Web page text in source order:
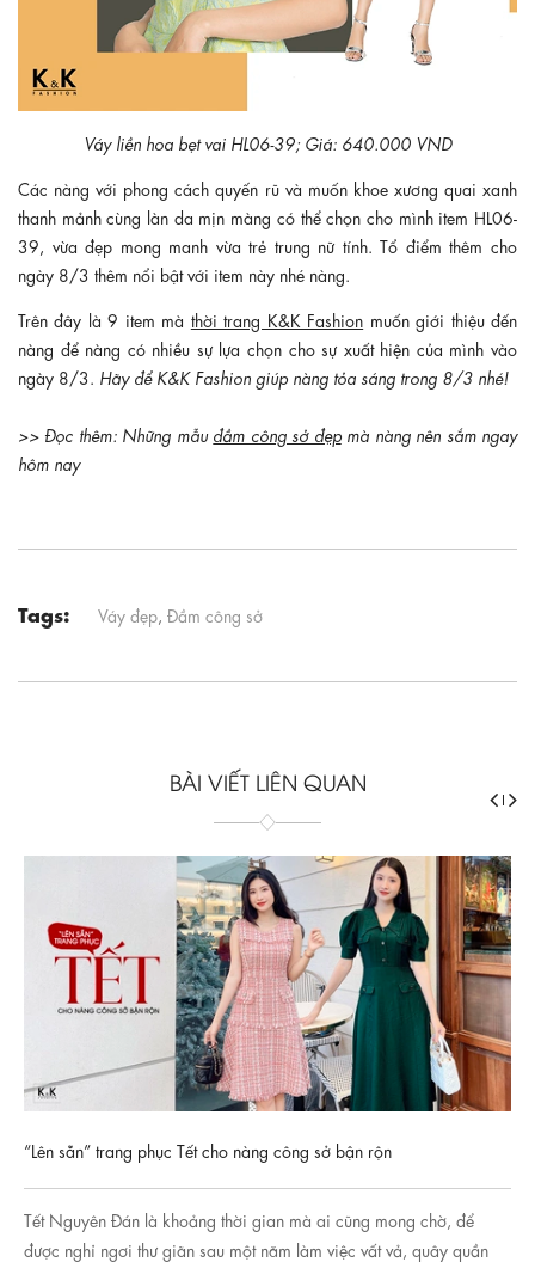
Váy liền hoa bẹt vai HL06-39; Giá: 640.000 VND
Các nàng với phong cách quyến rũ và muốn khoe xương quai xanh
thanh mảnh cùng làn da mịn màng có thể chọn cho mình item HL06-
39, vừa đẹp mong manh vừa trẻ trung nữ tính. Tổ điểm thêm cho
ngày 8/3 thêm nổi bật với item này nhé nàng.
Trên đây là 9 item mà thời trang K&K Fashion muốn giới thiệu đến
nàng để nàng có nhiều sự lựa chọn cho sự xuất hiện của mình vào
ngày 8/3.
Hãy để K&K Fashion giúp nàng tỏa sáng trong 8/3 nhé!
>> Đọc thêm: Những mẫu đầm công sở đẹpmà nàng nên sắm ngay
hôm nay
Tags: Váy đẹp Đầm công sở
BÀI VIẾT LIÊN QUAN
“Lên sẵn” trang phục Tết cho nàng công sở bận rộn
Tết Nguyên Đán là khoảng thời gian mà ai cũng mong chờ, để
được nghỉ ngơi thư giãn sau một năm làm việc vất vả, quây quần